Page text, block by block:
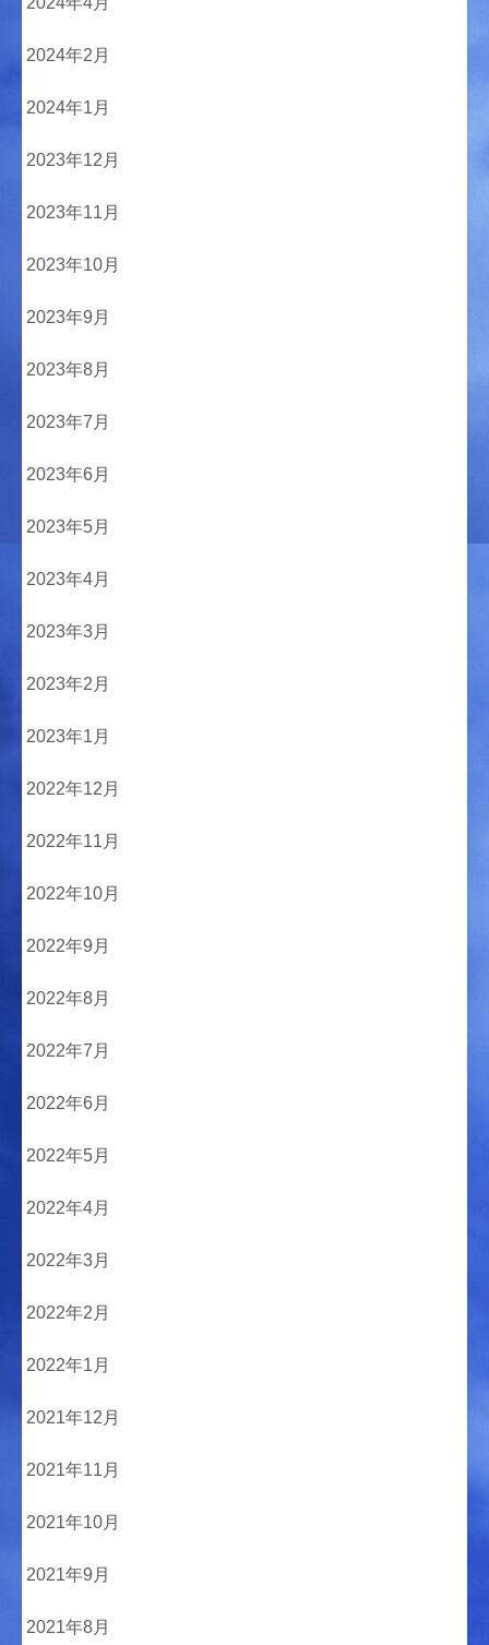
2024年2月
2024年1月
2023年12月
2023年11月
2023年10月
2023年9月
2023年8月
2023年7月
2023年6月
2023年5月
2023年4月
2023年3月
2023年2月
2023年1月
2022年12月
2022年11月
2022年10月
2022年9月
2022年8月
2022年7月
2022年6月
2022年5月
2022年4月
2022年3月
2022年2月
2022年1月
2021年12月
2021年11月
2021年10月
2021年9月
2021年8月